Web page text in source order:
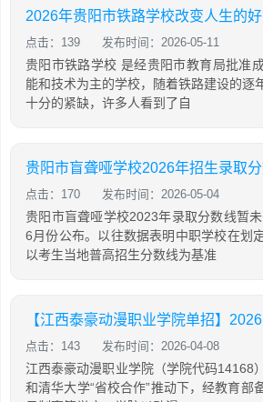
2026年贵阳市铁路学校改变人生的
点击：139 发布时间：2026-05-11
贵阳市铁路学校 是经贵阳市教育局批准
能和技术为主的学校，随着铁路建设的逐
十分的紧缺，许多人看到了自
贵阳市盲聋哑学校2026年招生录取
点击：170 发布时间：2026-05-04
贵阳市盲聋哑学校2023年录取分数线暂
6月份公布。以往数据表明中职学校在划
以考生当地普高招生分数线为基准
点击：143 发布时间：2026-04-08
江西泰豪动漫职业学院（学院代码14168
和清华大学“省校合作”推动下，经教育部